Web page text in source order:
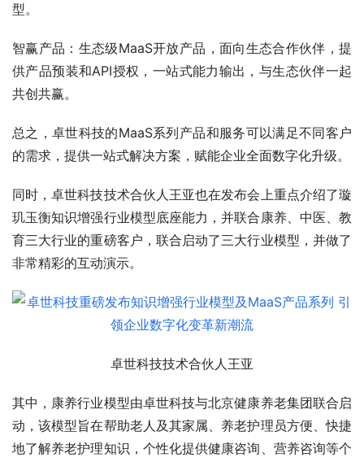
型。
智赢产品：生态级MaaS开放产品，面向生态合作伙伴，提
供产品预装和API授权，一站式能力输出，与生态伙伴一起
共创共赢。
总之，卓世科技的MaaS系列产品和服务可以满足不同客户
的需求，提供一站式解决方案，赋能企业全面数字化升级。
同时，卓世科技技术合伙人王亚也在发布会上重点介绍了璇
玑玉衡知识增强行业模型底座能力，并联合康养、 中医、教
育三大行业的重磅客户，联合启动了三大行业模型，并做了
非常精彩的互动演示。
卓世科技技术合伙人王亚
其中，康养行业模型由卓世科技与北京健康养老集团联合启
动，该模型旨在帮助老人及其家属、养老护理员方便、快捷
地了解养老护理知识，个性化提供健康咨询、营养咨询等个